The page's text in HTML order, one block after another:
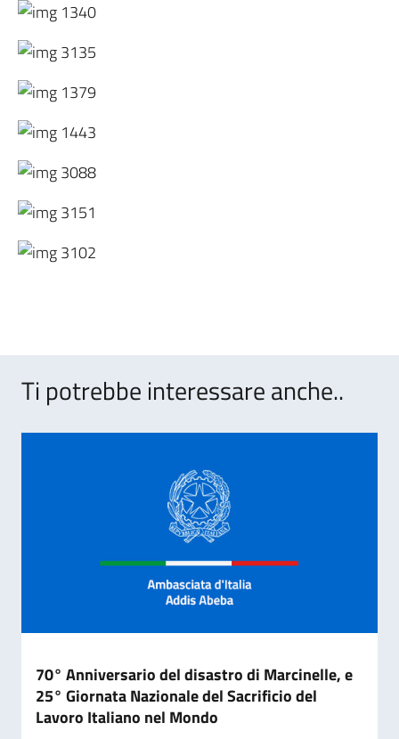
Ti potrebbe interessare anche..
70° Anniversario del disastro di Marcinelle, e
25° Giornata Nazionale del Sacrificio del
Lavoro Italiano nel Mondo